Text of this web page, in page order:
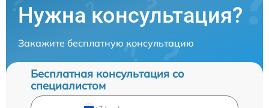
Нужна консультация?
Закажите бесплатную консультацию
Бесплатная консультация со
специалистом